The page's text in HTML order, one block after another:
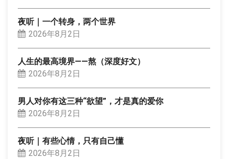
夜听｜一个转身，两个世界
2026年8月2日
人生的最高境界——熬（深度好文）
2026年8月2日
男人对你有这三种“欲望”，才是真的爱你
2026年8月2日
夜听｜有些心情，只有自己懂
2026年8月2日